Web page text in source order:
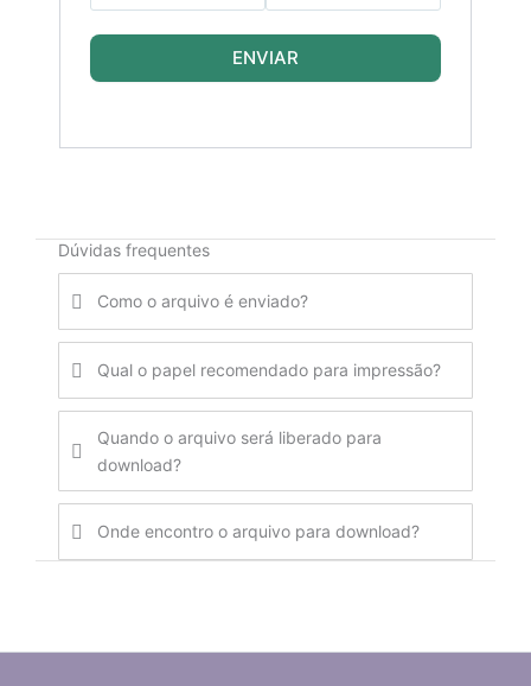
ENVIAR
Dúvidas frequentes
Como o arquivo é enviado?
Qual o papel recomendado para impressão?
Quando o arquivo será liberado para
download?
Onde encontro o arquivo para download?